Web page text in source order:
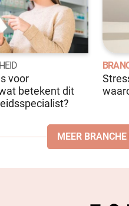
voor
betekent dit
MEER BRANCHE